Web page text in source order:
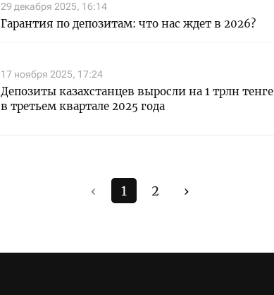
29 декабря 2025, 16:14
Гарантия по депозитам: что нас ждет в 2026?
17 ноября 2025, 17:24
Депозиты казахстанцев выросли на 1 трлн тенге
в третьем квартале 2025 года
‹ 1 2 ›